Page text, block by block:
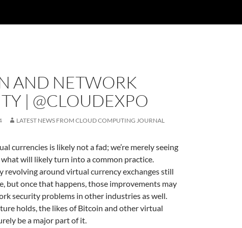
AND NETWORK
| @CLOUDEXPO
LATEST NEWS FROM CLOUD COMPUTING JOURNAL
currencies is likely not a fad; we’re merely seeing
will likely turn into a common practice.
revolving around virtual currency exchanges still
but once that happens, those improvements may
security problems in other industries as well.
holds, the likes of Bitcoin and other virtual
be a major part of it.